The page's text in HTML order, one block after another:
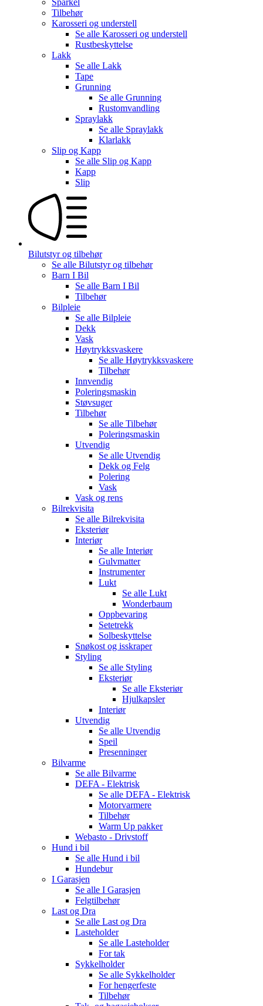
Tilbehør
Karosseri og understell
Se alle Karosseri og understell
Rustbeskyttelse
Lakk
Se alle Lakk
Tape
Grunning
Se alle Grunning
Rustomvandling
Spraylakk
Se alle Spraylakk
Klarlakk
Slip og Kapp
Se alle Slip og Kapp
Kapp
Slip
Bilutstyr og tilbehør
Se alle Bilutstyr og tilbehør
Barn I Bil
Se alle Barn I Bil
Tilbehør
Bilpleie
Se alle Bilpleie
Dekk
Vask
Høytrykksvaskere
Se alle Høytrykksvaskere
Tilbehør
Innvendig
Poleringsmaskin
Støvsuger
Tilbehør
Se alle Tilbehør
Poleringsmaskin
Utvendig
Se alle Utvendig
Dekk og Felg
Polering
Vask
Vask og rens
Bilrekvisita
Se alle Bilrekvisita
Eksteriør
Interiør
Se alle Interiør
Gulvmatter
Instrumenter
Lukt
Se alle Lukt
Wonderbaum
Oppbevaring
Setetrekk
Solbeskyttelse
Snøkost og isskraper
Styling
Se alle Styling
Eksteriør
Se alle Eksteriør
Hjulkapsler
Interiør
Utvendig
Se alle Utvendig
Speil
Presenninger
Bilvarme
Se alle Bilvarme
DEFA - Elektrisk
Se alle DEFA - Elektrisk
Motorvarmere
Tilbehør
Warm Up pakker
Webasto - Drivstoff
Hund i bil
Se alle Hund i bil
Hundebur
I Garasjen
Se alle I Garasjen
Felgtilbehør
Last og Dra
Se alle Last og Dra
Lasteholder
Se alle Lasteholder
For tak
Sykkelholder
Se alle Sykkelholder
For hengerfeste
Tilbehør